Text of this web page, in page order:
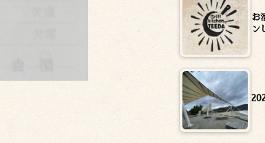
お
ン